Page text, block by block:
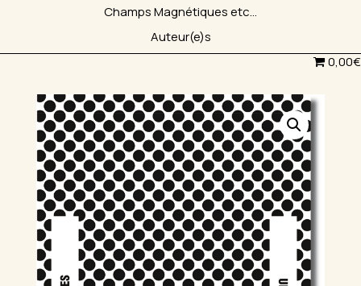
Champs Magnétiques etc…
Auteur(e)s
0,00€